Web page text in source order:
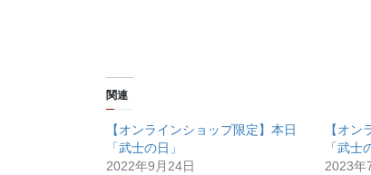
関連
【オンラインショップ限定】本日
「武士の日」
2022年9月24日
【オ
「武士
2023年